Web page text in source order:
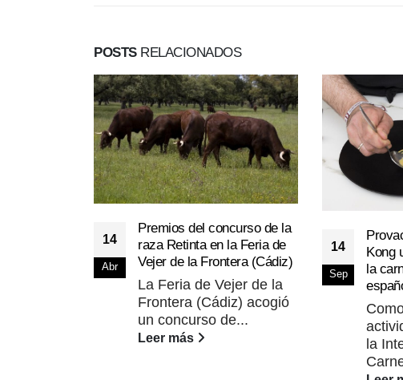
POSTSRELACIONADOS
14
Abr
Premios del concurso de la
raza Retinta en la Feria de
Vejer de la Frontera (Cádiz)
La Feria de Vejer de la
Frontera (Cádiz) acogió
un concurso de...
Leer más
14
Sep
Kong
la
la